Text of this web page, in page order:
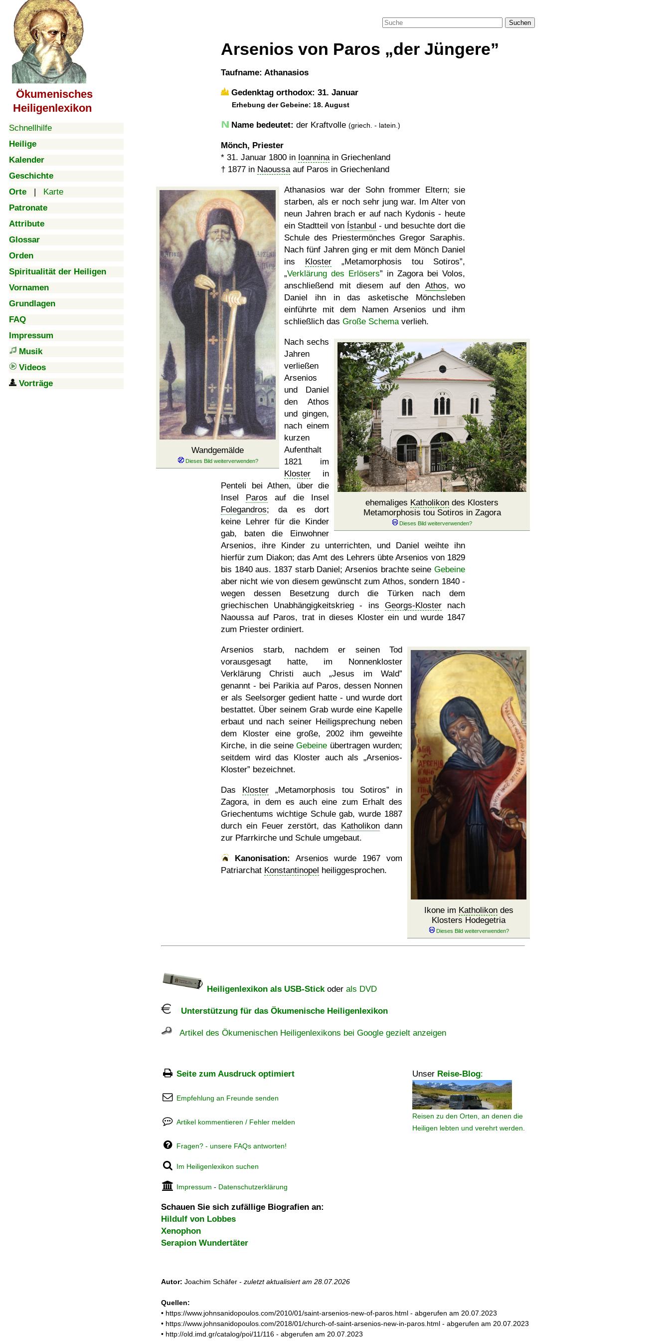
Ökumenisches
Heiligenlexikon
Schnellhilfe
Heilige
Kalender
Geschichte
Orte | Karte
Patronate
Attribute
Glossar
Orden
Spiritualität der Heiligen
Vornamen
Grundlagen
FAQ
Impressum
Musik
Videos
Vorträge
Suchen
Arsenios von Paros der Jüngere
Taufname: Athanasios
Gedenktag orthodox: 31. Januar
Erhebung der Gebeine: 18. August
Name bedeutet: der Kraftvolle (griech. - latein.)
Mönch, Priester
* 31. Januar 1800 in Ioanninain Griechenland
† 1877 in Naoussaauf Paros in Griechenland
Wandgemälde
Athanasios war der Sohn frommer Eltern; sie
starben, als er noch sehr jung war. Im Alter von
neun Jahren brach er auf nach Kydonis - heute
ein Stadtteil von Ístanbul - und besuchte dort die
Schule des Priestermönches Gregor Saraphis.
Nach fünf Jahren ging er mit dem Mönch Daniel
ins Kloster Metamorphosis tou Sotiros ,
Verklärung des Erlösers
in Zagora bei Volos,
anschließend mit diesem auf den Athos, wo
Daniel ihn in das asketische Mönchsleben
einführte mit dem Namen Arsenios und ihm
schließlich das Große Schemaverlieh.
ehemaliges Katholikon des Klosters
Metamorphosis tou Sotiros in Zagora
Nach sechs
Jahren
verließen
Arsenios
und Daniel
den Athos
und gingen,
nach einem
kurzen
Aufenthalt
1821 im
Kloster in
Penteli bei Athen, über die
Insel Paros auf die Insel
Folegandros; da es dort
keine Lehrer für die Kinder
gab, baten die Einwohner
Arsenios, ihre Kinder zu unterrichten, und Daniel weihte ihn
hierfür zum Diakon; das Amt des Lehrers übte Arsenios von 1829
bis 1840 aus. 1837 starb Daniel; Arsenios brachte seine Gebeine
aber nicht wie von diesem gewünscht zum Athos, sondern 1840 -
wegen dessen Besetzung durch die Türken nach dem
griechischen Unabhängigkeitskrieg - ins Georgs-Klosternach
Naoussa auf Paros, trat in dieses Kloster ein und wurde 1847
zum Priester ordiniert.
Ikone im Katholikondes
Klosters Hodegetria
Arsenios starb, nachdem er seinen Tod
vorausgesagt hatte, im Nonnenkloster
Verklärung Christi auch Jesus im Wald
genannt - bei Parikia auf Paros, dessen Nonnen
er als Seelsorger gedient hatte - und wurde dort
bestattet. Über seinem Grab wurde eine Kapelle
erbaut und nach seiner Heiligsprechung neben
dem Kloster eine große, 2002 ihm geweihte
Kirche, in die seineGebeine übertragen wurden;
seitdem wird das Kloster auch als
Arsenios-
Kloster
bezeichnet.
Das Kloster Metamorphosis tou Sotiros
in
Zagora, in dem es auch eine zum Erhalt des
Griechentums wichtige Schule gab, wurde 1887
durch ein Feuer zerstört, das Katholikon dann
zur Pfarrkirche und Schule umgebaut.
Kanonisation: Arsenios wurde 1967 vom
Patriarchat Konstantinopel heiliggesprochen.
Heiligenlexikon als USB-Stickoder als DVD
Unterstützung für das Ökumenische Heiligenlexikon
Artikel des Ökumenischen Heiligenlexikons bei Google gezielt anzeigen
Seite zum Ausdruck optimiert Unser Reise-Blog:
Reisen zu den Orten, an denen die
Heiligen lebten und verehrt werden.
Empfehlung an Freunde senden
Artikel kommentieren / Fehler melden
Fragen? - unsere FAQs antworten!
Im Heiligenlexikon suchen
Impressum - Datenschutzerklärung
Schauen Sie sich zufällige Biografien an:
Hildulf von Lobbes
Xenophon
Serapion Wundertäter
Autor: Joachim Schäfer - zuletzt aktualisiert am 28.07.2026
Quellen:
• https://www.johnsanidopoulos.com/2010/01/saint-arsenios-new-of-paros.html - abgerufen am 20.07.2023
• https://www.johnsanidopoulos.com/2018/01/church-of-saint-arsenios-new-in-paros.html - abgerufen am 20.07.2023
• http://old.imd.gr/catalog/poi/11/116 - abgerufen am 20.07.2023